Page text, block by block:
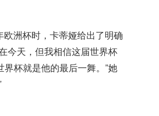
洲杯时，卡蒂娅给出了明确
今天，但我相信这届世界杯
杯就是他的最后一舞。”她